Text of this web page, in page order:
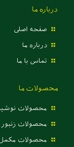
درباره ما
صفحه اصلی
درباره ما
تماس با ما
محصولات ما
محصولات
محصولات
محصولات